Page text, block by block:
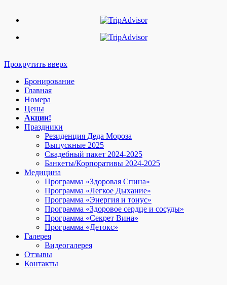
Прокрутить вверх
Бронирование
Главная
Номера
Цены
Акции!
Праздники
Резиденция Деда Мороза
Выпускные 2025
Свадебный пакет 2024-2025
Банкеты/Корпоративы 2024-2025
Медицина
Программа «Здоровая Спина»
Программа «Легкое Дыхание»
Программа «Энергия и тонус»
Программа «Здоровое сердце и сосуды»
Программа «Секрет Вина»
Программа «Детокс»
Галерея
Видеогалерея
Отзывы
Контакты